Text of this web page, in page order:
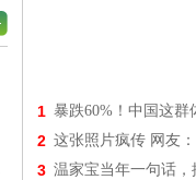
1 暴跌60%！中国这群
2 这张照片疯传 网友
3 温家宝当年一句话